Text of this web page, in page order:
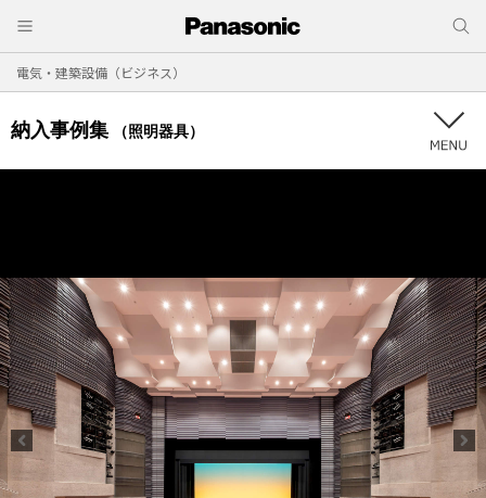
電気・建築設備（ビジネス）
納入事例集 （照明器具）